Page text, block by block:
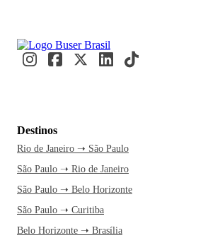
Destinos
Rio de Janeiro ➝ São Paulo
São Paulo ➝ Rio de Janeiro
São Paulo ➝ Belo Horizonte
São Paulo ➝ Curitiba
Belo Horizonte ➝ Brasília